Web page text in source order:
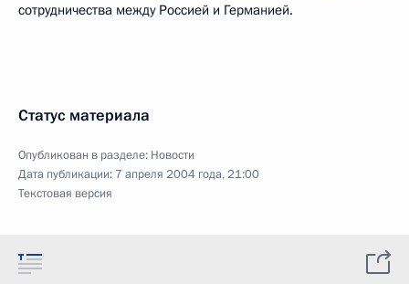
сотрудничества между Россией и Германией.
Статус материала
Опубликован в разделе: Новости
Дата публикации: 7 апреля 2004 года, 21:00
Текстовая версия